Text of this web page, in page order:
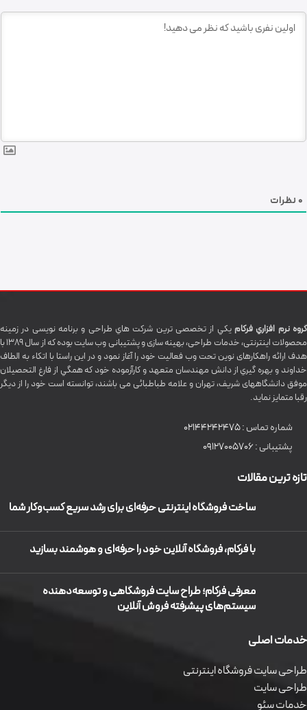
0 نظرات
گروه نرم افزاري فرکام يکي از تخصصی ترين شرکت هاي طراحی و برنامه نویسی در زمینه
محصولات اینترنتی، خدمات طراحی، بهینه سازی و پشتیبانی وب سایت بوده که از سال 1389 با
هدف ارائه راهکارهای نوین تحت وب فعالیت خود را آغاز نمود و در این راستا با اتکاء به الطاف
خداوند و بهره گيري از دانش مهندسان متعهد و کارآزموده خود که همگي از فارغ التحصیلان
موفق دانشگاههای شريف، تهران و علامه طباطبائی می باشند، توانسته است خود را از دیگر
رقبا متمایز نماید.
شماره تماس :02144242475
پشتیبانی :09127005706
تازه ترین مقالات
ساخت فروشگاه اینترنتی حرفه‌ای برای رشد سریع کسب‌وکار شما
با فرکام، فروشگاه آنلاین خود را حرفه‌ای و هوشمند بسازید
معرفی فرکام؛ طراح سایت فروشگاهی و توسعه‌دهنده
سیستم‌های پیشرفته فروش آنلاین
خدمات اصلی
طراحی سایت فروشگاه اینترنتی
طراحی سایت
خدمات سئو